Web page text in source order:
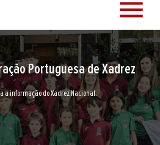
menu
Portuguesa de Xadrez
a informação do Xadrez Nacional.